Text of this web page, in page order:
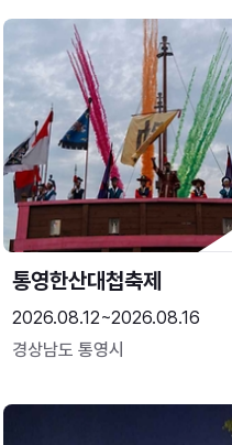
통영한산대첩축제
2026.08.12~2026.08.16
경상남도 통영시